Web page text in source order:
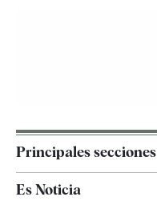
Principales secciones
Es Noticia